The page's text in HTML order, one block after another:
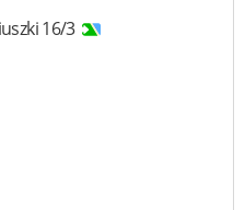
16/3